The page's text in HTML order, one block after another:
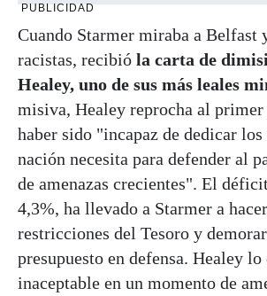
PUBLICIDAD
Cuando Starmer miraba a Belfast
racistas, recibió la carta de
Healey, uno de sus más leales
misiva, Healey reprocha al
haber sido "incapaz de dedicar los
nación necesita para defender al
de amenazas crecientes". El
4,3%, ha llevado a Starmer a
restricciones del Tesoro y
presupuesto en defensa. Healey lo
inaceptable en un momento de